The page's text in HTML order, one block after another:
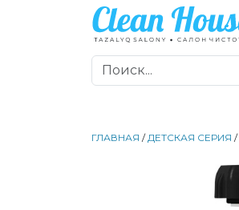
ГЛАВНАЯ /ДЕТСКАЯ СЕРИЯ /